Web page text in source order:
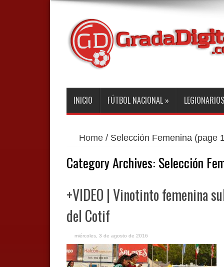
INICIO FÚTBOL NACIONAL » LEGIONARIOS
Home/ Selección Femenina(page
Category Archives: Selección
+VIDEO | Vinotinto femenina
del Cotif
miércoles, 3 de agosto de 2016